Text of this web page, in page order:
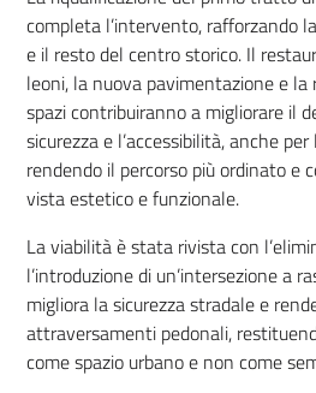
completa l’intervento, rafforzando
e il resto del centro storico. Il
leoni, la nuova pavimentazione e la
spazi contribuiranno a migliorare il
sicurezza e l’accessibilità, anche
rendendo il percorso più ordinato e
vista estetico e funzionale.
La viabilità è stata rivista con
l’introduzione di un’intersezione a
migliora la sicurezza stradale e
attraversamenti pedonali,
come spazio urbano e non come